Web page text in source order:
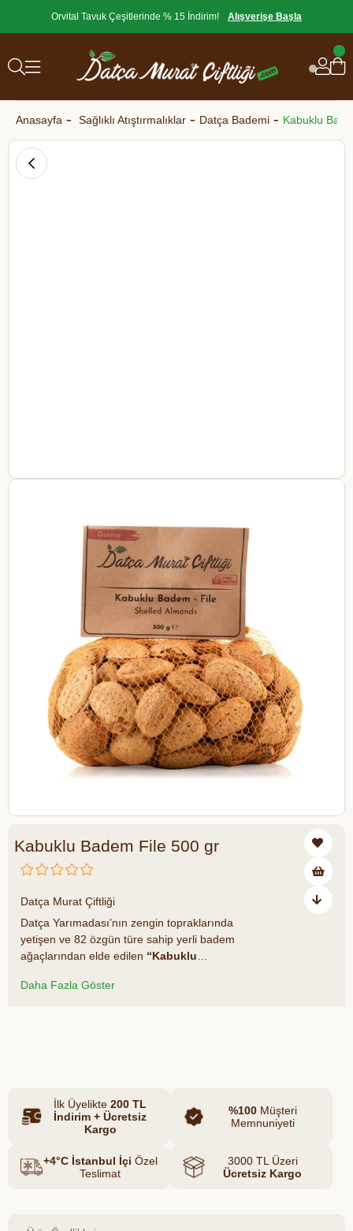
Orvital Tavuk Çeşitlerinde % 15 İndirim! Alışverişe Başla
Anasayfa Sağlıklı Atıştırmalıklar Datça Bademi Kabuklu
Kabuklu Badem File 500 gr
Datça Murat Çiftliği
Datça Yarımadası’nın zengin topraklarında
yetişen ve 82 özgün türe sahip yerli badem
ağaçlarından elde edilen “Kabuklu
ulaşır. Taze kalmasını sağlayan kabuğu
yağlar açısından oldukça zengindir.
Daha Fazla Göster
İlk Üyelikte 200 TL
İndirim + Ücretsiz
Kargo
%100Müşteri
Memnuniyeti
+4°C İstanbul İçi Özel
Teslimat
3000 TL Üzeri
Ücretsiz Kargo